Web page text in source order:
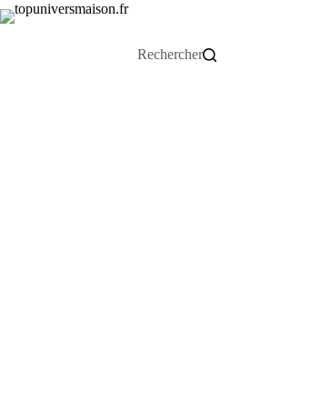
Rechercher